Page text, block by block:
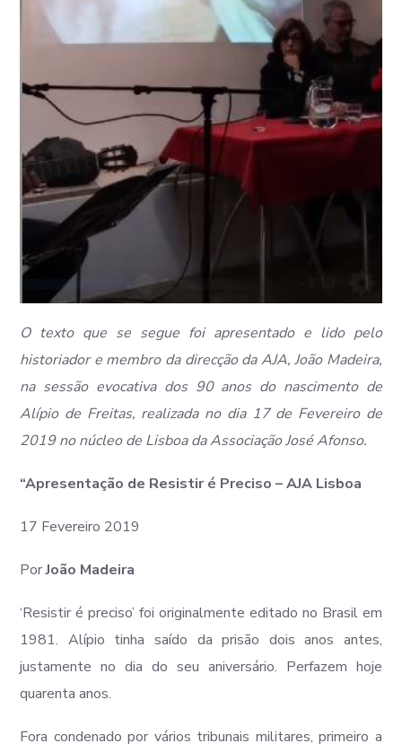
O texto que se segue foi apresentado e lido pelo
historiador e membro da direcção da AJA, João Madeira,
na sessão evocativa dos 90 anos do nascimento de
Alípio de Freitas, realizada no dia 17 de Fevereiro de
2019 no núcleo de Lisboa da Associação José Afonso.
“Apresentação de Resistir é Preciso – AJA Lisboa
17 Fevereiro 2019
PorJoão Madeira
‘Resistir é preciso’ foi originalmente editado no Brasil em
1981. Alípio tinha saído da prisão dois anos antes,
justamente no dia do seu aniversário. Perfazem hoje
quarenta anos.
Fora condenado por vários tribunais militares, primeiro a